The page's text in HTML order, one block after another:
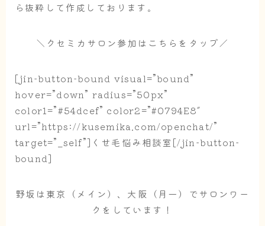
ら抜粋して作成しております。
＼クセミカサロン参加はこちらをタップ／
[jin-button-bound visual=”bound”
hover=”down” radius=”50px”
color1=”#54dcef” color2=”#0794E8″
url=”https://kusemika.com/openchat/”
target=”_self”]くせ毛悩み相談室[/jin-button-
bound]
野坂は東京（メイン）、大阪（月一）でサロンワー
クをしています！